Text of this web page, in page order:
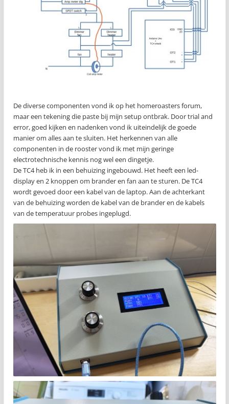
De diverse componenten vond ik op het homeroasters forum,
maar een tekening die paste bij mijn setup ontbrak. Door trial and
error, goed kijken en nadenken vond ik uiteindelijk de goede
manier om alles aan te sluiten. Het herkennen van alle
componenten in de rooster vond ik met mijn geringe
electrotechnische kennis nog wel een dingetje.
De TC4 heb ik in een behuizing ingebouwd. Het heeft een led-
display en 2 knoppen om brander en fan aan te sturen. De TC4
wordt gevoed door een kabel van de laptop. Aan de achterkant
van de behuizing worden de kabel van de brander en de kabels
van de temperatuur probes ingeplugd.